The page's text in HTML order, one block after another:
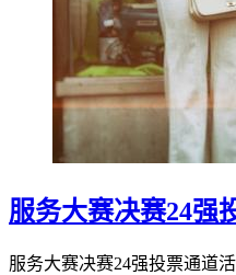
服务大赛决赛24强
服务大赛决赛24强投票通道